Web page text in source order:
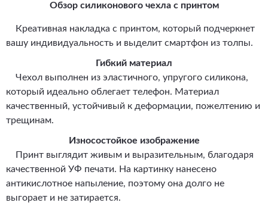
Обзор силиконового чехла с принтом
Креативная накладка с принтом, который подчеркнет
вашу индивидуальность и выделит смартфон из толпы.
Гибкий материал
Чехол выполнен из эластичного, упругого силикона,
который идеально облегает телефон. Материал
качественный, устойчивый к деформации, пожелтению и
трещинам.
Износостойкое изображение
Принт выглядит живым и выразительным, благодаря
качественной УФ печати. На картинку нанесено
антикислотное напыление, поэтому она долго не
выгорает и не затирается.